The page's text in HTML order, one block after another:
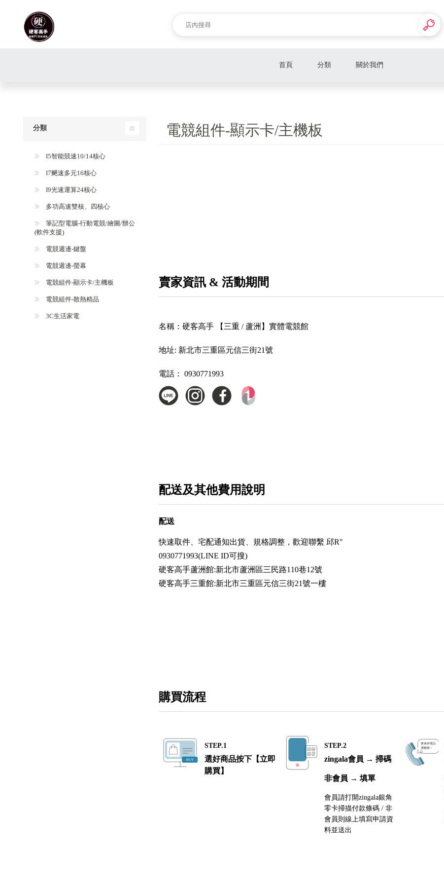
首頁 分類 關於我們
電競組件-顯示卡/主機板
賣家資訊 & 活動期間
名稱： 硬客高手 【三重 / 蘆洲】實體電競館
地址: 新北市三重區元信三街21號
電話： 0930771993
配送及其他費用說明
配送
快速取件、宅配通知出貨、 規格調整，歡迎聯繫 邱R"
0930771993(LINE ID可搜)
硬客高手蘆洲館:新北市蘆洲區三民路110巷12號
硬客高手三重館:新北市三重區元信三街21號一樓
購買流程
STEP.1
選好商品按下【立即
購買】
STEP.2
zingala會員 → 掃碼
非會員 → 填單
會員請打開zingala銀角
零卡掃描付款條碼 / 非
會員則線上填寫申請資
料並送出
分類
I5智能競速10/14核心
I7飇速多元16核心
I9光速運算24核心
多功高速雙核、四核心
筆記型電腦-行動電競/繪圖/辦公
(軟件支援)
電競週邊-鍵盤
電競週邊-螢幕
電競組件-顯示卡/主機板
電競組件-散熱精品
3C生活家電